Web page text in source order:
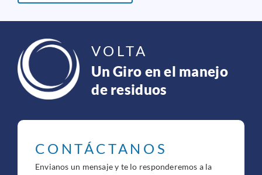
VOLTA
Un Giro en el manejo
de residuos
CONTÁCTANOS
Envianos un mensaje y te lo responderemos a la